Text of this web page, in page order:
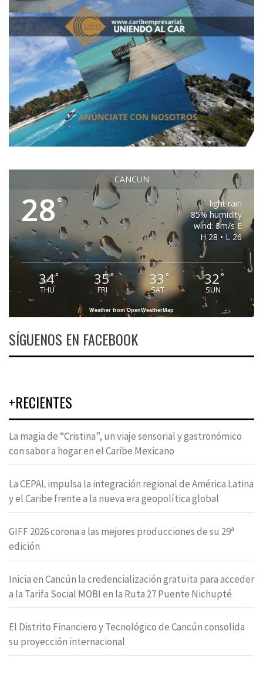
CANCUN
28°
light rain
85% humidity
wind: 3m/s E
H 28 • L 26
34°
THU
35°
FRI
33 °
SAT
32°
SUN
Weather from OpenWeatherMap
SÍGUENOS EN FACEBOOK
+RECIENTES
La magia de “Cristina”, un viaje sensorial y gastronómico
con sabor a hogar en el Caribe Mexicano
La CEPAL impulsa la integración regional de América Latina
y el Caribe frente a la nueva era geopolítica global
GIFF 2026 corona a las mejores producciones de su 29ª
edición
Inicia en Cancún la credencialización gratuita para acceder
a la Tarifa Social MOBI en la Ruta 27 Puente Nichupté
El Distrito Financiero y Tecnológico de Cancún consolida
su proyección internacional